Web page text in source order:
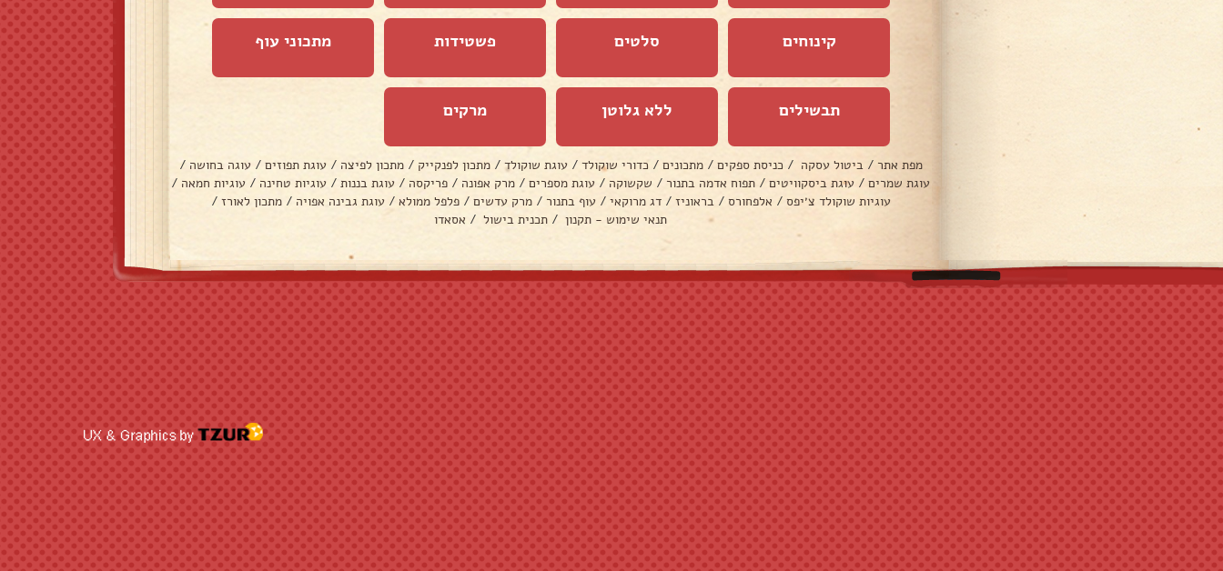
קינוחים סלטים פשטידות מתכוני עוף
תבשילים ללא גלוטן מרקים
מפת אתר / ביטול עסקה / כניסת ספקים / מתכונים / כדורי שוקולד / עוגת שוקולד / מתכון לפנקייק / מתכון לפיצה / עוגת תפוזים / עוגה בחושה /
עוגת שמרים / עוגת ביסקוויטים / תפוח אדמה בתנור / שקשוקה / עוגת מספרים / מרק אפונה / פריקסה / עוגת בננות / עוגיות טחינה / עוגיות חמאה /
עוגיות שוקולד צ׳יפס / אלפחורס / בראוניז / דג מרוקאי / עוף בתנור / מרק עדשים / פלפל ממולא / עוגת גבינה אפויה / מתכון לאורז /
תנאי שימוש - תקנון / תכנית בישול / אסאדו